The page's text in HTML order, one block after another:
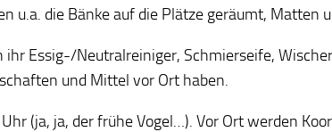
u.a. die Bänke auf die Plätze geräumt,
ihr Essig-/Neutralreiniger, Schmierseife,
und Mittel vor Ort haben.
(ja, ja, der frühe Vogel…). Vor Ort werden